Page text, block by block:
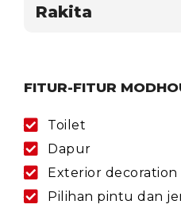
Rakita
FITUR-FITUR
Toilet
Dapur
Exterior decoration
Pilihan pintu dan